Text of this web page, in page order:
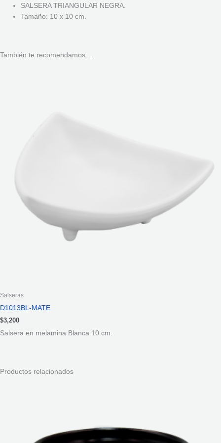
SALSERA TRIANGULAR NEGRA.
Tamaño: 10 x 10 cm.
También te recomendamos…
Salseras
D1013BL-MATE
$3,200
Salsera en melamina Blanca 10 cm.
Productos relacionados